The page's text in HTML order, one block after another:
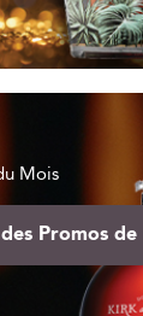
Mois
Promos